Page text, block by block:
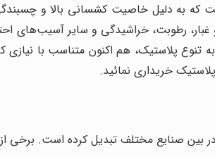
که به دلیل خاصیت کشسانی بالا و
و غبار، رطوبت، خراشیدگی و سایر
پلاستیک، هم اکنون متناسب با نیازی
خریداری نمائید.
بین صنایع مختلف تبدیل کرده است. برخی از